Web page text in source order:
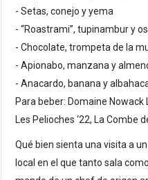
- Setas, conejo y yema
- “Roastrami”, tupinambur y
- Chocolate, trompeta de la
- Apionabo, manzana y
- Anacardo, banana y
Para beber: Domaine Nowack
Les Pelioches ‘22, La Combe
Qué bien sienta una visita a
local en el que tanto sala